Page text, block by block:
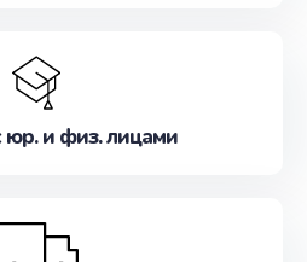
юр. и физ. лицами